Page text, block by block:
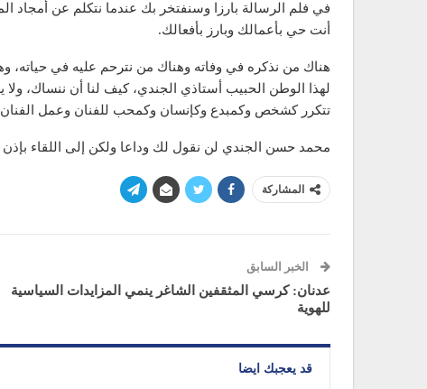
في فلم الرسالة بارزا وسنفتخر بك عندما نتكلم عن أمجاد
أنت حي بأعمالك وبارز بأفعالك.
هناك من نذكره في وفاته وهناك من نترحم عليه في حياته،
لهذا الوطن الحبيب أستاذي الجندي، كيف لنا أن ننساك،
تتكرر كشخص وكمبدع وكإنسان وكمحب للفنان وعمل
محمد حسن الجندي لن نقول لك وداعا ولكن إلى اللقاء بإذن
المشاركة
الخبر السابق
عدنان: كرسي المثقفين الشاغر ينمي المزايدات السياسية
للهوية
قد يعجبك ايضا